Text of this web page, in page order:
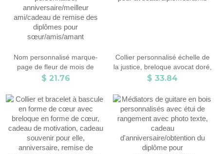
Nom personnalisé marque-
page de fleur de mois de
naissance, marque-page floral
anniversaire/meilleur
ami/cadeau de remise des
diplômes pour
sœur/amis/amant
$ 21.76
Collier personnalisé échelle de
la justice, breloque avocat doré,
disque balance balance,
pour avocats/diplômés/amis
$ 33.84